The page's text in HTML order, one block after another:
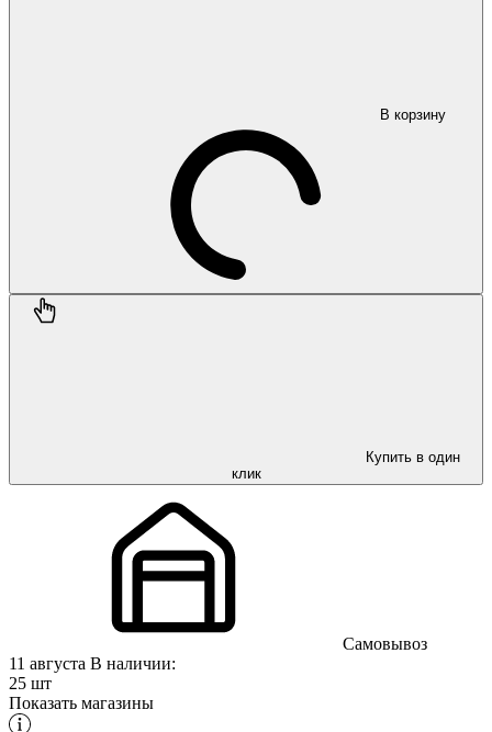
В корзину
Купить в один
клик
Самовывоз
11 августа В наличии:
25 шт
Показать магазины